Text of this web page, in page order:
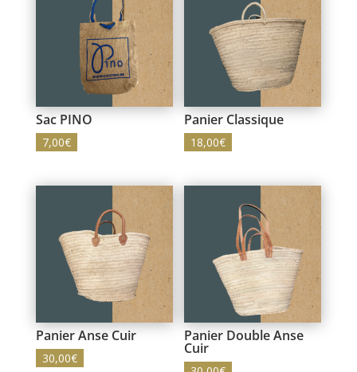
Sac PINO
7,00€
Panier Classique
18,00€
Panier Anse Cuir
30,00€
Panier Double Anse
Cuir